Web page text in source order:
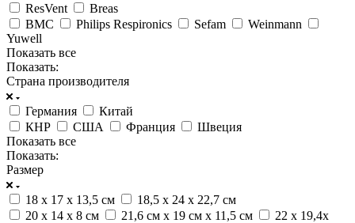
ResVent
Breas
BMC
Philips Respironics Sefam
Weinmann
Yuwell
Показать все
Показать:
Страна производителя
Германия
Китай
КНР
США Франция
Швеция
Показать все
Показать:
Размер
18 х 17 х 13,5 см
18,5 х 24 х 22,7 см
20 x 14 x 8 см
21,6 см x 19 см x 11,5 см
22 х 19,4х